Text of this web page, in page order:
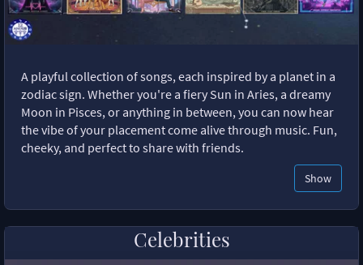
A playful collection of songs, each inspired by a planet in a
zodiac sign. Whether you're a fiery Sun in Aries, a dreamy
Moon in Pisces, or anything in between, you can now hear
the vibe of your placement come alive through music. Fun,
cheeky, and perfect to share with friends.
Show
Celebrities